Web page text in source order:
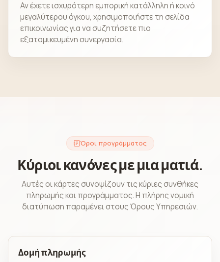
Αν έχετε ισχυρότερη εμπορική κατάλληλη ή κοινό
μεγαλύτερου όγκου, χρησιμοποιήστε τη σελίδα
επικοινωνίας για να συζητήσετε πιο
εξατομικευμένη συνεργασία.
Όροι προγράμματος
Κύριοι κανόνες με μια ματιά.
Αυτές οι κάρτες συνοψίζουν τις κύριες συνθήκες
πληρωμής και προγράμματος. Η πλήρης νομική
διατύπωση παραμένει στους Όρους Υπηρεσιών.
Δομή πληρωμής